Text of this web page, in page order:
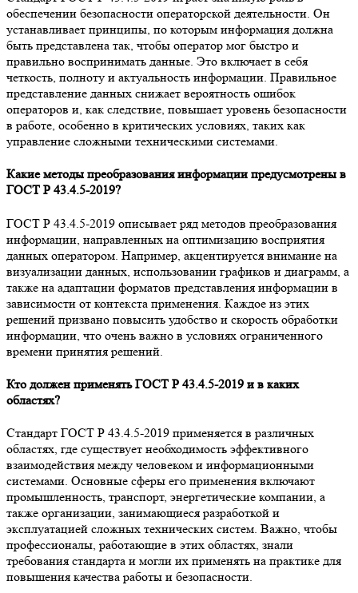
обеспечении безопасности операторской деятельности. Он
устанавливает принципы, по которым информация должна
быть представлена так, чтобы оператор мог быстро и
правильно воспринимать данные. Это включает в себя
четкость, полноту и актуальность информации. Правильное
представление данных снижает вероятность ошибок
операторов и, как следствие, повышает уровень безопасности
в работе, особенно в критических условиях, таких как
управление сложными техническими системами.
Какие методы преобразования информации предусмотрены в
ГОСТ Р 43.4.5-2019?
ГОСТ Р 43.4.5-2019 описывает ряд методов преобразования
информации, направленных на оптимизацию восприятия
данных оператором. Например, акцентируется внимание на
визуализации данных, использовании графиков и диаграмм, а
также на адаптации форматов представления информации в
зависимости от контекста применения. Каждое из этих
решений призвано повысить удобство и скорость обработки
информации, что очень важно в условиях ограниченного
времени принятия решений.
Кто должен применять ГОСТ Р 43.4.5-2019 и в каких
областях?
Стандарт ГОСТ Р 43.4.5-2019 применяется в различных
областях, где существует необходимость эффективного
взаимодействия между человеком и информационными
системами. Основные сферы его применения включают
промышленность, транспорт, энергетические компании, а
также организации, занимающиеся разработкой и
эксплуатацией сложных технических систем. Важно, чтобы
профессионалы, работающие в этих областях, знали
требования стандарта и могли их применять на практике для
повышения качества работы и безопасности.